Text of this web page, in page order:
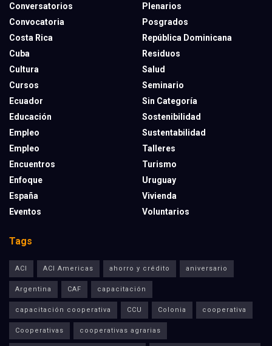
Conversatorios
Convocatoria
Costa Rica
Cuba
Cultura
Cursos
Ecuador
Educación
Empleo
Empleo
Encuentros
Enfoque
España
Eventos
Plenarios
Posgrados
República Dominicana
Residuos
Salud
Seminario
Sin Categoría
Sostenibilidad
Sustentabilidad
Talleres
Turismo
Uruguay
Vivienda
Voluntarios
Tags
ACI ACI Americas ahorro y crédito aniversario
Argentina CAF capacitación
capacitación cooperativa CCU Colonia cooperativa
Cooperativas cooperativas agrarias